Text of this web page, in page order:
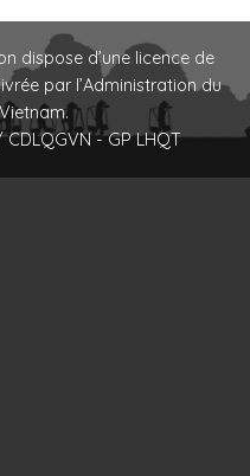
dispose d’une licence de
par l’Administration du
- GP LHQT